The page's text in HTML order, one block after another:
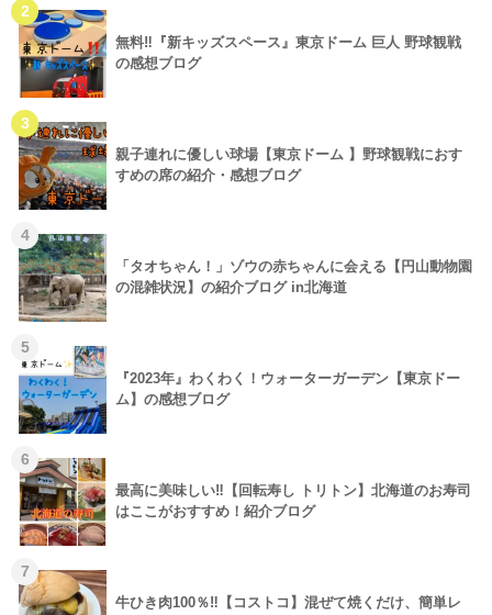
2
無料‼『新キッズスペース』東京ドーム 巨人 野球観戦
の感想ブログ
3
親子連れに優しい球場【東京ドーム 】野球観戦におす
すめの席の紹介・感想ブログ
4
「タオちゃん！」ゾウの赤ちゃんに会える【円山動物園
の混雑状況】の紹介ブログ in北海道
5
『2023年』わくわく！ウォーターガーデン【東京ドー
ム】の感想ブログ
6
最高に美味しい‼【回転寿し トリトン】北海道のお寿司
はここがおすすめ！紹介ブログ
7
牛ひき肉100％‼【コストコ】混ぜて焼くだけ、簡単レ